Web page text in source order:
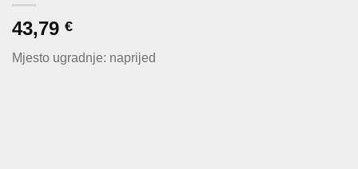
43,79 €
Mjesto ugradnje: naprijed